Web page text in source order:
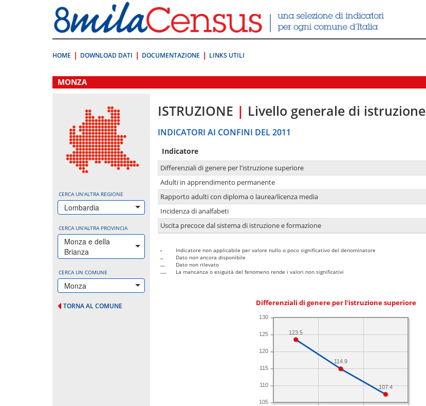
direttamente
a:
Contenuto
HOME DOWNLOAD DATI DOCUMENTAZIONE LINKS UTILI
.
MONZA
CERCA UN'ALTRA REGIONE
Lombardia
CERCA UN'ALTRA PROVINCIA
Monza e della
Brianza
CERCA UN COMUNE
Monza
TORNA AL COMUNE
ISTRUZIONE | Livello generale di istruzione
INDICATORI AI CONFINI DEL 2011
Indicatore
Differenziali di genere per l'istruzione superiore
Adulti in apprendimento permanente
Rapporto adulti con diploma o laurea/licenza media
Incidenza di analfabeti
Uscita precoce dal sistema di istruzione e formazione
-
Indicatore non applicabile per valore nullo o poco significativo del denominatore
..
Dato non ancora disponibile
...
Dato non rilevato
....
La mancanza o esiguità del fenomeno rende i valori non significativi
Differenziali di genere per l'istruzione superiore
105
110
115
120
125
130
107.4
114.9
123.5